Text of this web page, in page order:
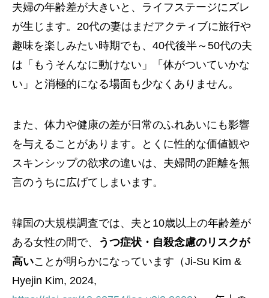
夫婦の年齢差が大きいと、ライフステージにズレ
が生じます。20代の妻はまだアクティブに旅行や
趣味を楽しみたい時期でも、40代後半～50代の夫
は「もうそんなに動けない」「体がついていかな
い」と消極的になる場面も少なくありません。
また、体力や健康の差が日常のふれあいにも影響
を与えることがあります。とくに性的な価値観や
スキンシップの欲求の違いは、夫婦間の距離を無
言のうちに広げてしまいます。
韓国の大規模調査では、夫と10歳以上の年齢差が
ある女性の間で、 うつ症状・自殺念慮のリスクが
高いことが明らかになっています（Ji-Su Kim &
Hyejin Kim, 2024,